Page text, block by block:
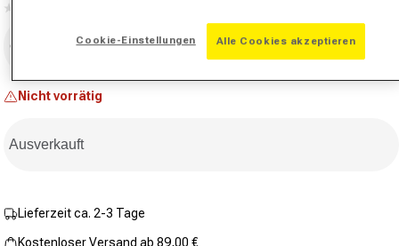
Link
Seite.
Größe auswählen
Nicht vorrätig
Ausverkauft
Lieferzeit ca. 2-3 Tage
Kostenloser Versand ab 89,00 €
Cookie-Einstellungen Alle Cookies akzeptieren